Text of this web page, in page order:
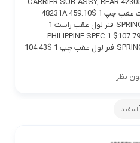
سگدست عقب راست 1 $459.10 42305 CARRIER SUB-ASSY, REAR
AXLE, LH 42305-30090 سگدست عقب چپ 1 $459.10 48231A
SPRING, COIL, REAR RH 48231-53181 فنر لول عقب راست 1
$104.43 48231-53201 PHILIPPINE SPEC 1
SPRING, COIL, REAR LH 48231-53181 فنر لول عقب چپ 1 $104.43
نظر
اسفند